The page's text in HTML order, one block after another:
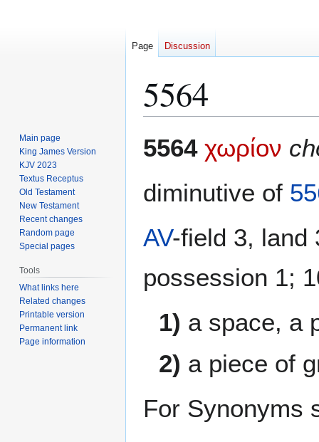
5564
to
to
5564 χωρίον
diminutive of
AV-field 3, land
possession 1;
1) a space, a
2) a piece of
For Synonyms
Page Discussion
Main page
King James Version
KJV 2023
Textus Receptus
Old Testament
New Testament
Recent changes
Random page
Special pages
Tools
What links here
Related changes
Printable version
Permanent link
Page information